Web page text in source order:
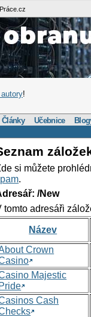
autory!
Články Učebnice
si můžete
.
/New
tomto adresáři
Název
Crown
Majestic
Pride
Cash